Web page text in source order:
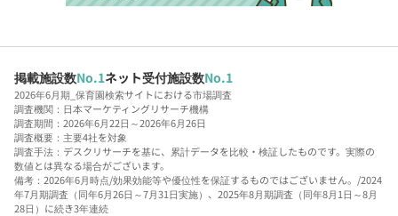
掲載施設数No.1ネット受付施設数No.1
2026年6月期_保育園検索サイトにおける市場調査
調査機関：日本マーケティングリサーチ機構
調査期間：2026年6月22日～2026年6月26日
調査概要：主要4社を対象
調査手法：デスクリサーチを基に、累計データを比較・検証したものです。実際の
数値とは異なる場合がございます。
備考：2026年6月時点/効果効能等や優位性を保証するものではございません。/2024
年7月期調査（同年6月26日～7月31日実施）、2025年8月期調査（同年8月1日～8月
28日）に続き3年連続